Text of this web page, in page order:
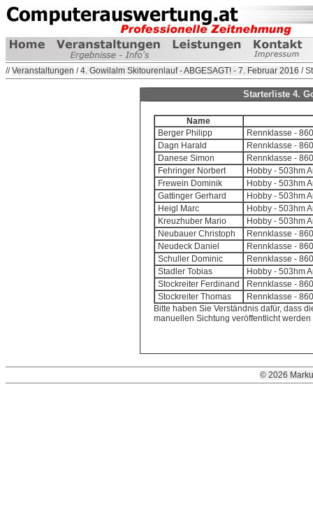
//Veranstaltungen /4. Gowilalm Skitourenlauf - ABGESAGT! - 7. Februar 2016 /
Starterliste 4.
Name
Berger Philipp
Rennklasse -
Dagn Harald
Rennklasse -
Danese Simon
Rennklasse -
Fehringer Norbert
Hobby - 503hm
Frewein Dominik
Hobby - 503hm
Gattinger Gerhard
Hobby - 503hm
Heigl Marc
Hobby - 503hm
Kreuzhuber Mario
Hobby - 503hm
Neubauer Christoph
Rennklasse -
Neudeck Daniel
Rennklasse -
Schuller Dominic
Rennklasse -
Stadler Tobias
Hobby - 503hm
Stockreiter Ferdinand
Rennklasse -
Stockreiter Thomas
Rennklasse -
Bitte haben Sie Verständnis dafür, dass
manuellen Sichtung veröffentlicht werden
© 2026